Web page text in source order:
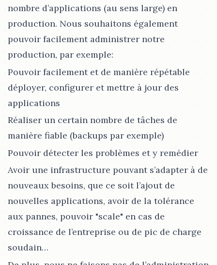
nombre d’applications (au sens large) en
production. Nous souhaitons également
pouvoir facilement administrer notre
production, par exemple:
Pouvoir facilement et de manière répétable
déployer, configurer et mettre à jour des
applications
Réaliser un certain nombre de tâches de
manière fiable (backups par exemple)
Pouvoir détecter les problèmes et y remédier
Avoir une infrastructure pouvant s’adapter à de
nouveaux besoins, que ce soit l’ajout de
nouvelles applications, avoir de la tolérance
aux pannes, pouvoir "scale" en cas de
croissance de l’entreprise ou de pic de charge
soudain…​